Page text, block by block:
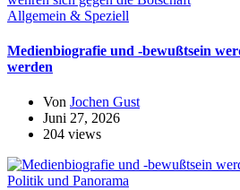
Allgemein & Speziell
Medienbiografie und -bewußtsein
werden
Von Jochen Gust
Juni 27, 2026
204 views
Politik und Panorama